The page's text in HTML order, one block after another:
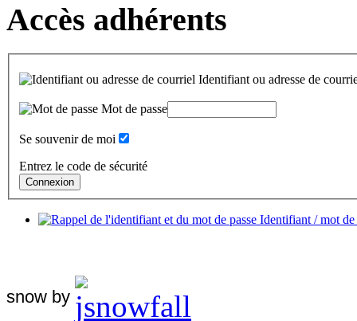
Accès adhérents
Identifiant ou adresse de
Mot de passe
Se souvenir de moi
Entrez le code de sécurité
Identifiant / mot de
snow by